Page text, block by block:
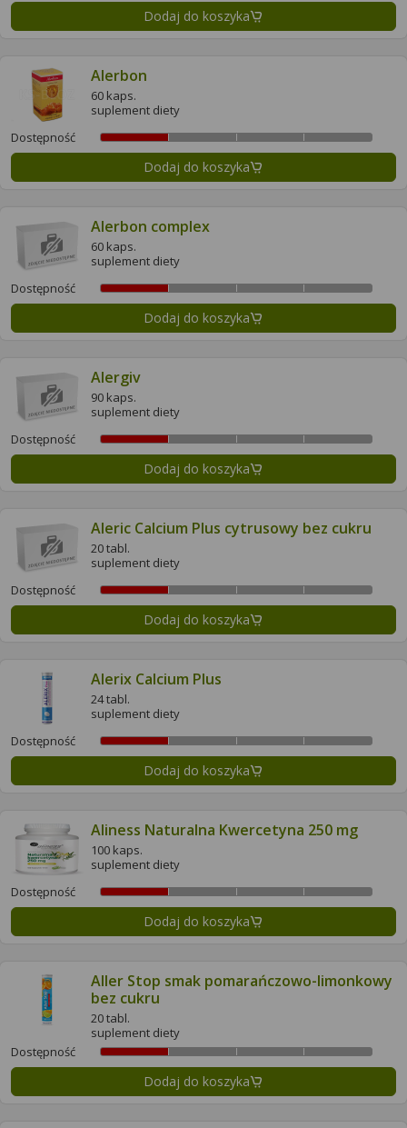
Dodaj do koszyka
Alerbon
60 kaps.
suplement diety
Dostępność
Dodaj do koszyka
Alerbon complex
60 kaps.
suplement diety
Dostępność
Dodaj do koszyka
Alergiv
90 kaps.
suplement diety
Dostępność
Dodaj do koszyka
Aleric Calcium Plus cytrusowy bez cukru
20 tabl.
suplement diety
Dostępność
Dodaj do koszyka
Alerix Calcium Plus
24 tabl.
suplement diety
Dostępność
Dodaj do koszyka
Aliness Naturalna Kwercetyna 250 mg
100 kaps.
suplement diety
Dostępność
Dodaj do koszyka
Aller Stop smak pomarańczowo-limonkowy
bez cukru
20 tabl.
suplement diety
Dostępność
Dodaj do koszyka